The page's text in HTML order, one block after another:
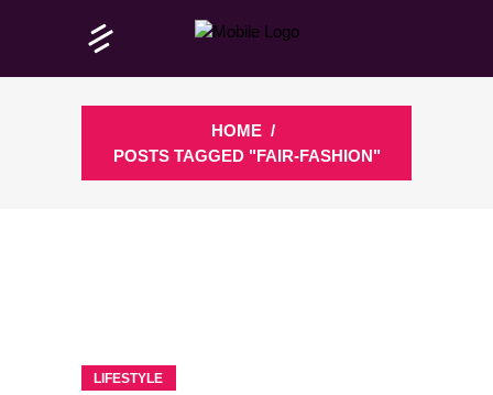
HOME /
POSTS TAGGED "FAIR-FASHION"
LIFESTYLE